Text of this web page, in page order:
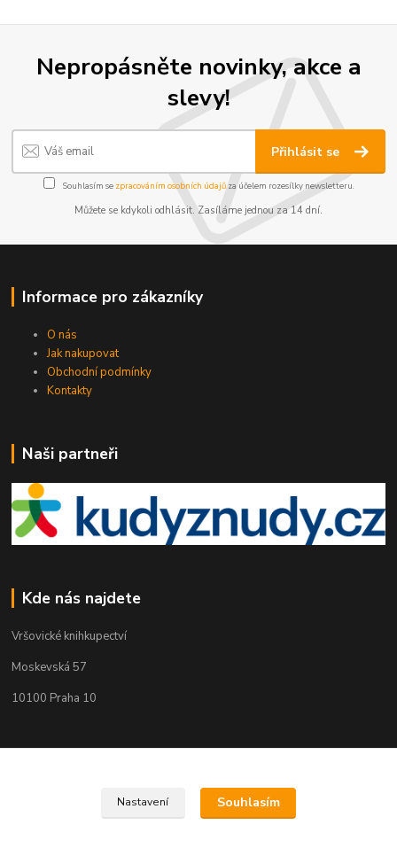
Nepropásněte novinky, akce a
slevy!
Přihlásit se
Souhlasím se zpracováním osobních údajůza účelem rozesílky newsletteru.
Můžete se kdykoli odhlásit. Zasíláme jednou za 14 dní.
Informace pro zákazníky
O nás
Jak nakupovat
Obchodní podmínky
Kontakty
Naši partneři
Kde nás najdete
Vršovické knihkupectví
Moskevská 57
10100 Praha 10
Nastavení Souhlasím